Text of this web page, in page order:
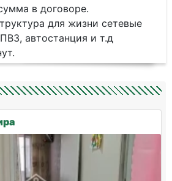
в договоре.
для жизни сетевые
автостанция и т.д